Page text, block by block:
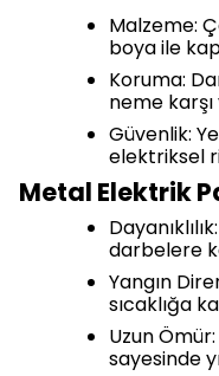
Malzeme:
boya ile
Koruma:
neme
Güvenlik:
elektriksel
Metal Elektrik
darbelere
Yangın
sıcaklığa
Uzun
sayesinde